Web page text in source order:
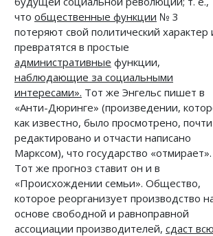
что общественные функции № 3
потеряют свой политический характер
превратятся в простые
административные функции,
наблюдающие за социальными
интересами». Тот же Энгельс пишет в
«Анти-Дюринге» (произведении,
как известно, было просмотрено, почти
редактировано и отчасти написано
Марксом), что государство «отмирает».
Тот же прогноз ставит он и в
«Происхождении семьи». Общество,
которое реорганизует производство
основе свободной и равноправной
ассоциации производителей, сдаст всю